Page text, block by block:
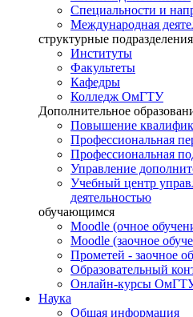
Специальности и
Международная
структурные подразделения
Институты
Факультеты
Кафедры
Колледж ОмГТУ
Дополнительное
Повышение
Профессиональная
Профессиональная
Управление
Учебный центр
деятельностью
обучающимся
Moodle (очное
Moodle (заочное
Прометей - заочное
Образовательный
Онлайн-курсы
Наука
Общая информация